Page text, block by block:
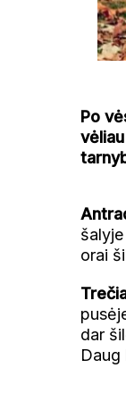
Po
orai
dar
Daug